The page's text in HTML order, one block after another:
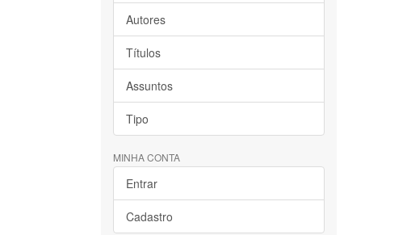
Autores
Títulos
Assuntos
Tipo
MINHA CONTA
Entrar
Cadastro